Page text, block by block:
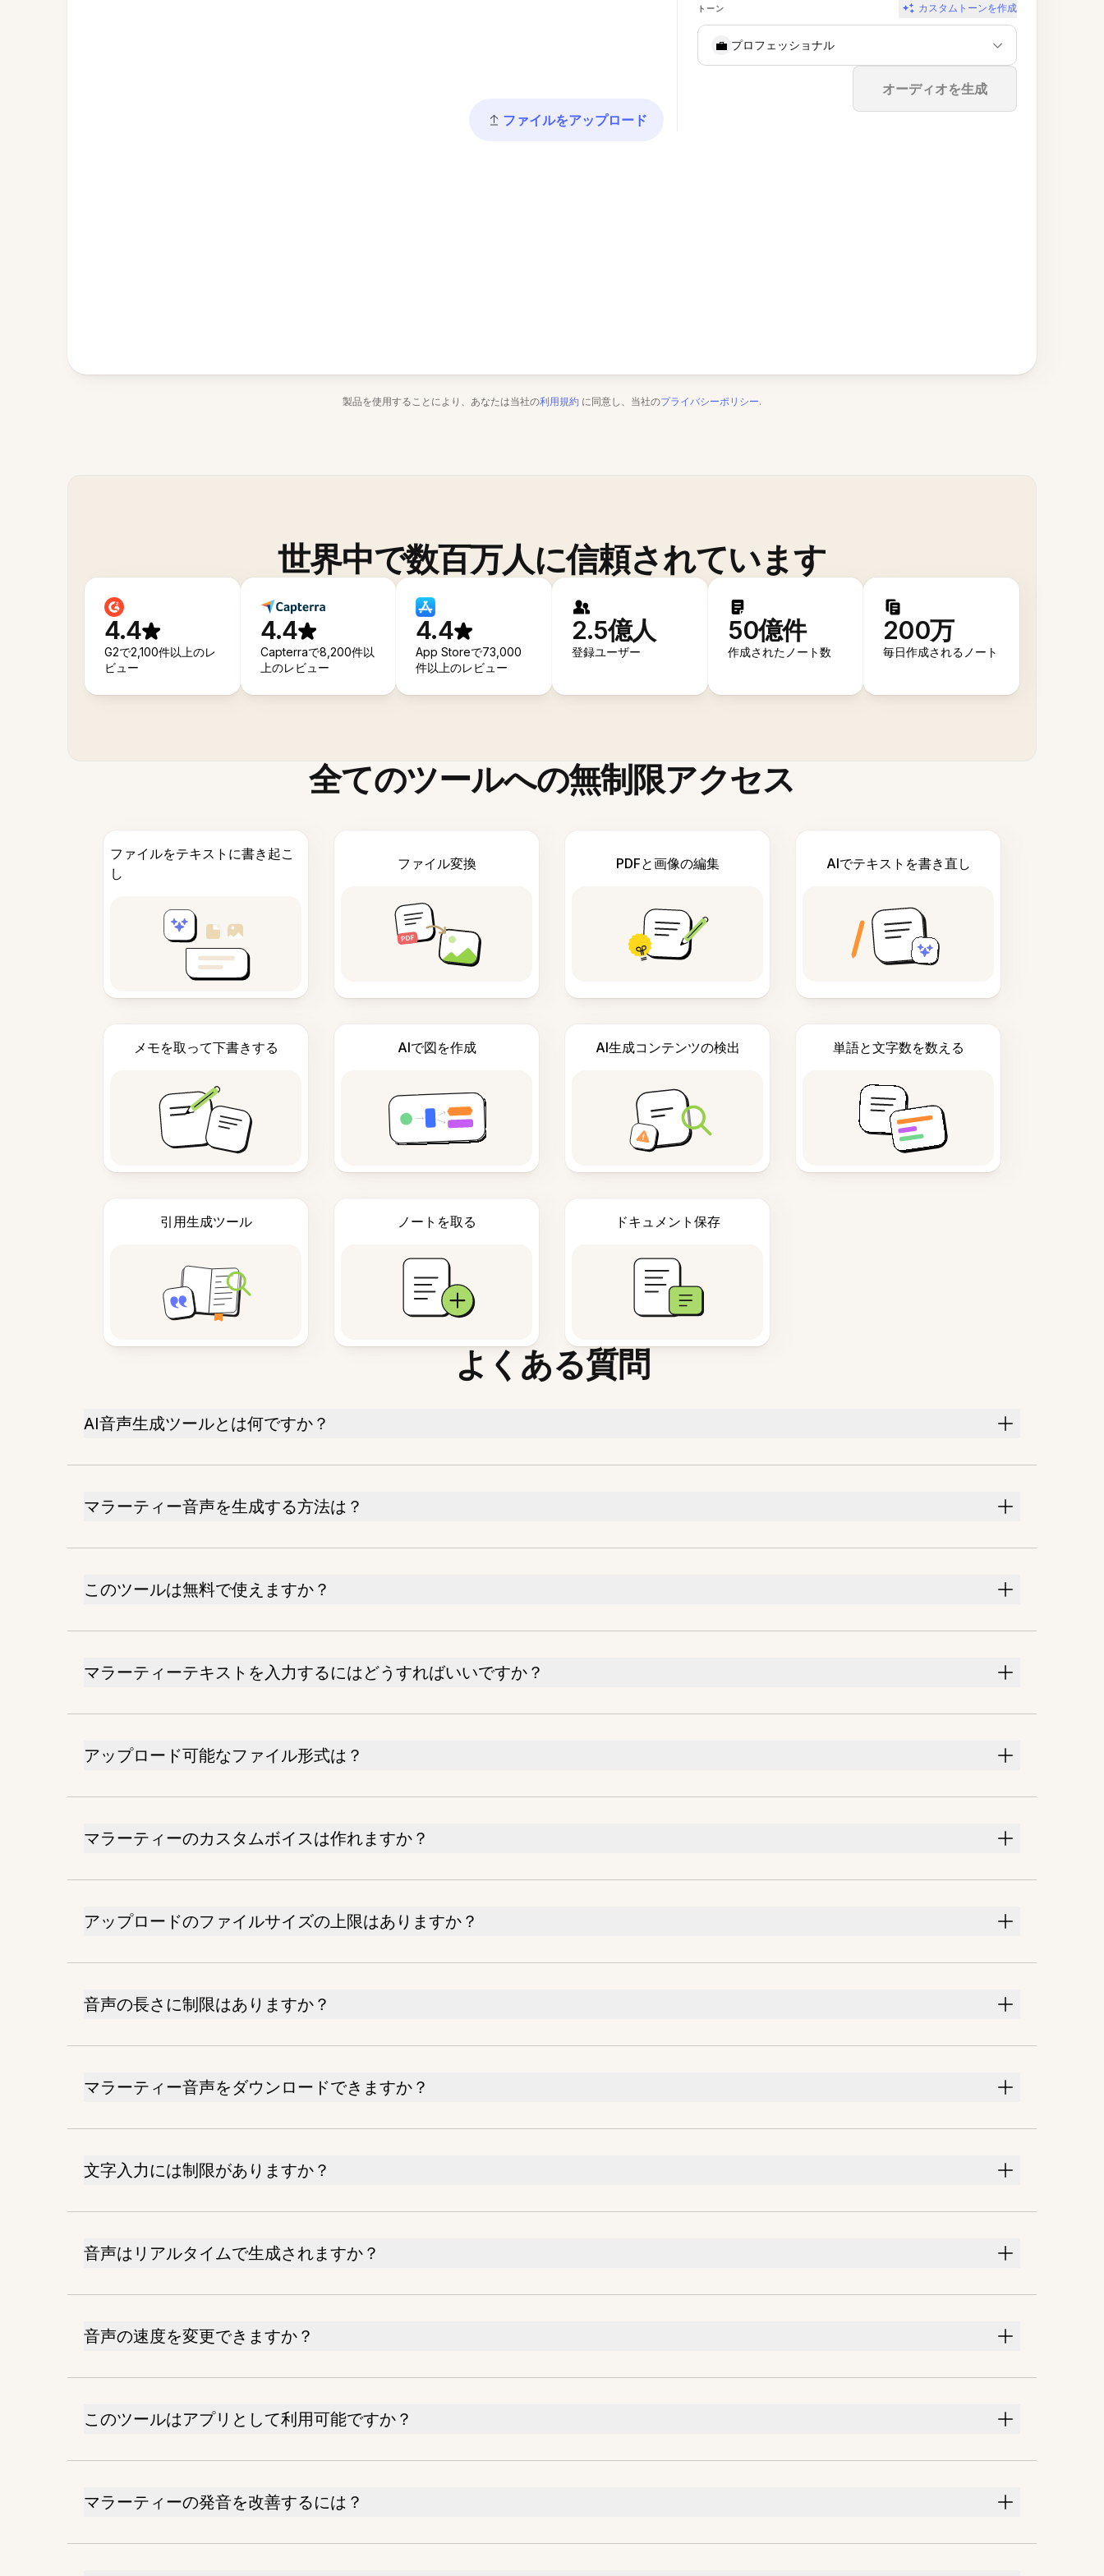
ファイルをアップロード
トーン カスタムトーンを作成
💼 プロフェッショナル
オーディオを生成
停止
製品を使用することにより、あなたは当社の利用規約 に同意し、当社のプライバシーポリシー.
世界中で数百万人に信頼されています
4.4
G2で2,100件以上のレ
ビュー
4.4
Capterraで8,200件以
上のレビュー
4.4
App Storeで73,000
件以上のレビュー
2.5億人
登録ユーザー
50億件
作成されたノート数
200万
毎日作成されるノート
全てのツールへの無制限アクセス
ファイルをテキストに書き起こ
し
ファイル変換 PDFと画像の編集 AIでテキストを書き直し
メモを取って下書きする AIで図を作成 AI生成コンテンツの検出 単語と文字数を数える
引用生成ツール ノートを取る ドキュメント保存
よくある質問
AI音声生成ツールとは何ですか？
マラーティー音声を生成する方法は？
このツールは無料で使えますか？
マラーティーテキストを入力するにはどうすればいいですか？
アップロード可能なファイル形式は？
マラーティーのカスタムボイスは作れますか？
アップロードのファイルサイズの上限はありますか？
音声の長さに制限はありますか？
マラーティー音声をダウンロードできますか？
文字入力には制限がありますか？
音声はリアルタイムで生成されますか？
音声の速度を変更できますか？
このツールはアプリとして利用可能ですか？
マラーティーの発音を改善するには？